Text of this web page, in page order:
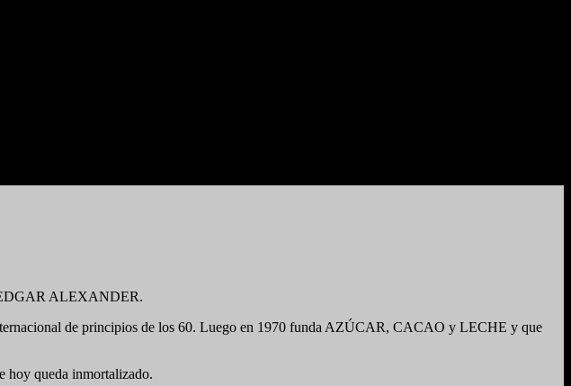
EDGAR ALEXANDER.
de principios de los 60. Luego en 1970 funda AZÚCAR, CACAO y LECHE y que
hoy queda inmortalizado.